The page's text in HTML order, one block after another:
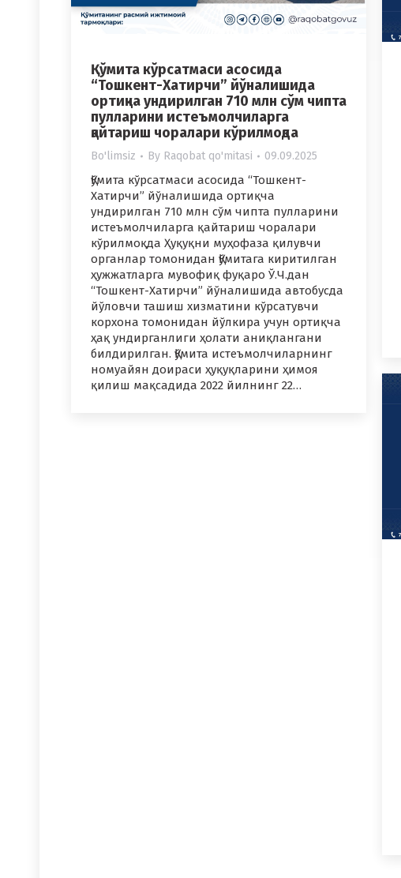
Қўмита кўрсатмаси асосида
“Тошкент-Хатирчи” йўналишида
ортиқча ундирилган 710 млн сўм чипта
пулларини истеъмолчиларга
қайтариш чоралари кўрилмоқда
Bo'limsiz By Raqobat qo'mitasi 09.09.2025
Қўмита кўрсатмаси асосида “Тошкент-
Хатирчи” йўналишида ортиқча
ундирилган 710 млн сўм чипта пулларини
истеъмолчиларга қайтариш чоралари
кўрилмоқда Ҳуқуқни муҳофаза қилувчи
органлар томонидан Қўмитага киритилган
ҳужжатларга мувофиқ фуқаро Ў.Ч.дан
“Тошкент-Хатирчи” йўналишида автобусда
йўловчи ташиш хизматини кўрсатувчи
корхона томонидан йўлкира учун ортиқча
ҳақ ундирганлиги ҳолати аниқлангани
билдирилган. Қўмита истеъмолчиларнинг
номуайян доираси ҳуқуқларини ҳимоя
қилиш мақсадида 2022 йилнинг 22…